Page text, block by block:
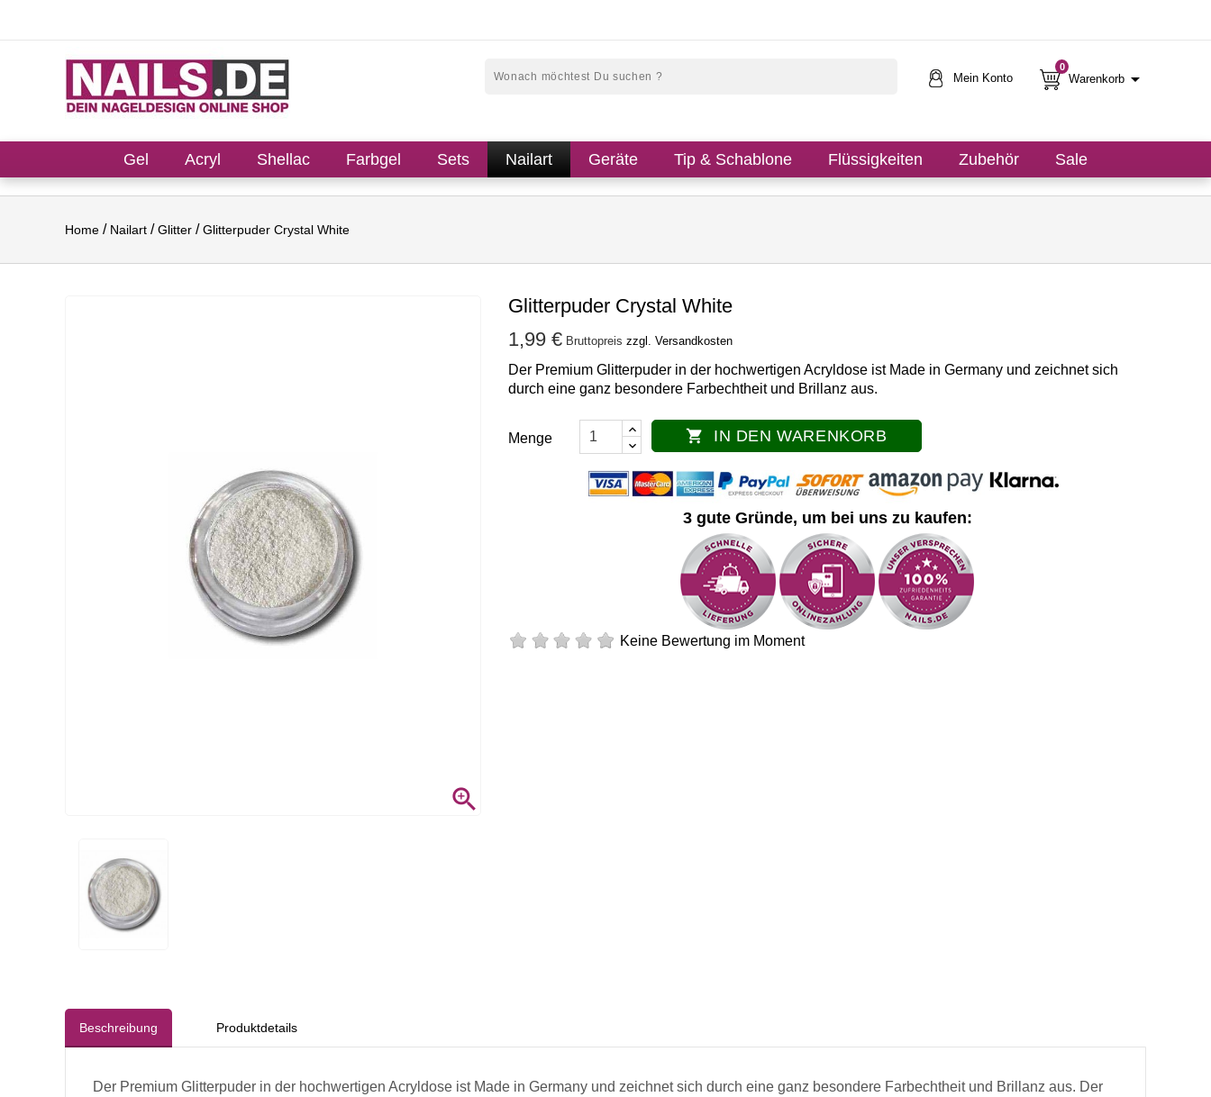
0
Warenkorb 
Mein Konto
Gel Acryl Shellac Farbgel Sets Nailart Geräte Tip & Schablone Flüssigkeiten Zubehör Sale
Home Nailart Glitter Glitterpuder Crystal White

Glitterpuder Crystal White
1,99 € Bruttopreis zzgl. Versandkosten
Der Premium Glitterpuder in der hochwertigen Acryldose ist Made in Germany und zeichnet sich
durch eine ganz besondere Farbechtheit und Brillanz aus.
Menge  IN DEN WARENKORB
3 gute Gründe, um bei uns zu kaufen:
Keine Bewertung im Moment
Beschreibung Produktdetails
Der Premium Glitterpuder in der hochwertigen Acryldose ist Made in Germany und zeichnet sich durch eine ganz besondere Farbechtheit und Brillanz aus. Der